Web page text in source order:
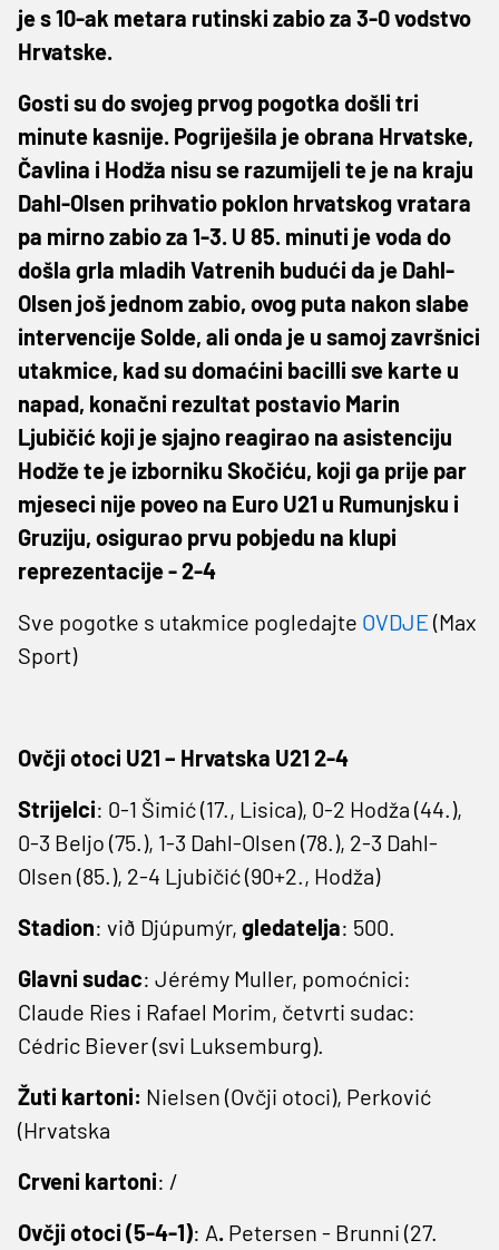
je s 10-ak metara rutinski zabio za 3-0 vodstvo
Hrvatske.
Gosti su do svojeg prvog pogotka došli tri
minute kasnije. Pogriješila je obrana Hrvatske,
Čavlina i Hodža nisu se razumijeli te je na kraju
Dahl-Olsen prihvatio poklon hrvatskog vratara
pa mirno zabio za 1-3. U 85. minuti je voda do
došla grla mladih Vatrenih budući da je Dahl-
Olsen još jednom zabio, ovog puta nakon slabe
intervencije Solde, ali onda je u samoj završnici
utakmice, kad su domaćini bacilli sve karte u
napad, konačni rezultat postavio Marin
Ljubičić koji je sjajno reagirao na asistenciju
Hodže te je izborniku Skočiću, koji ga prije par
mjeseci nije poveo na Euro U21 u Rumunjsku i
Gruziju, osigurao prvu pobjedu na klupi
reprezentacije - 2-4
Sve pogotke s utakmice pogledajte OVDJE (Max
Sport)
Ovčji otoci U21 – Hrvatska U21 2-4
Strijelci: 0-1 Šimić (17., Lisica), 0-2 Hodža (44.),
0-3 Beljo (75.), 1-3 Dahl-Olsen (78.), 2-3 Dahl-
Olsen (85.), 2-4 Ljubičić (90+2., Hodža)
Stadion: við Djúpumýr, gledatelja: 500.
Glavni sudac: Jérémy Muller, pomoćnici:
Claude Ries i Rafael Morim, četvrti sudac:
Cédric Biever (svi Luksemburg).
Žuti kartoni: Nielsen (Ovčji otoci), Perković
(Hrvatska
Crveni kartoni: /
Ovčji otoci (5-4-1): A. Petersen - Brunni (27.